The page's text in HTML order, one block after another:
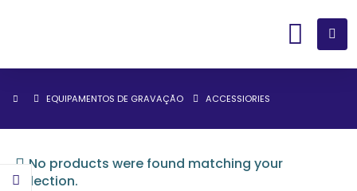
EQUIPAMENTOS DE GRAVAÇÃO ACCESSIORIES
No products were found matching your
selection.